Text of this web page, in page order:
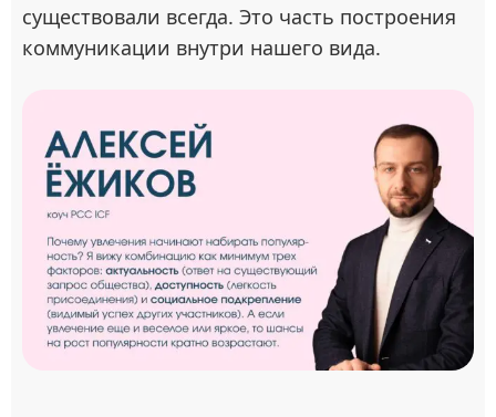
существовали всегда. Это часть построения
коммуникации внутри нашего вида.